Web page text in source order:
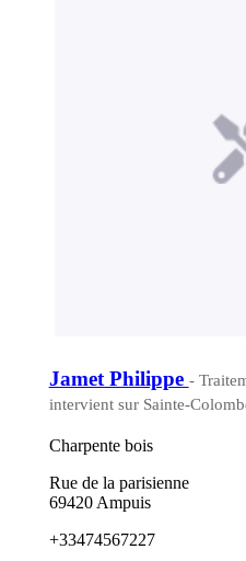
Jamet Philippe -
intervient sur Sainte-
Charpente bois
Rue de la parisienne
69420 Ampuis
+33474567227